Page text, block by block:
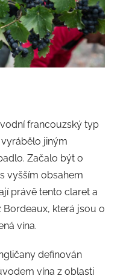
francouzský typ
vyrábělo jiným
Začalo být o
vyšším obsahem
právě tento claret a
Bordeaux, která jsou o
vína.
definován
vína z oblasti